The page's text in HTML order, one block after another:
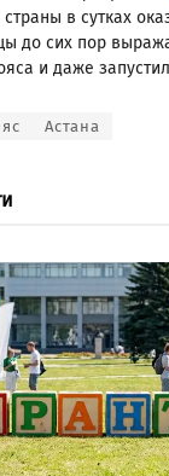
в сутках
до сих пор
и даже
Астана